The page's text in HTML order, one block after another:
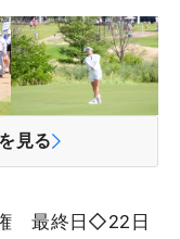
見る
権 最終日◇22日